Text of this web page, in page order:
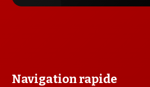
Navigation rapide